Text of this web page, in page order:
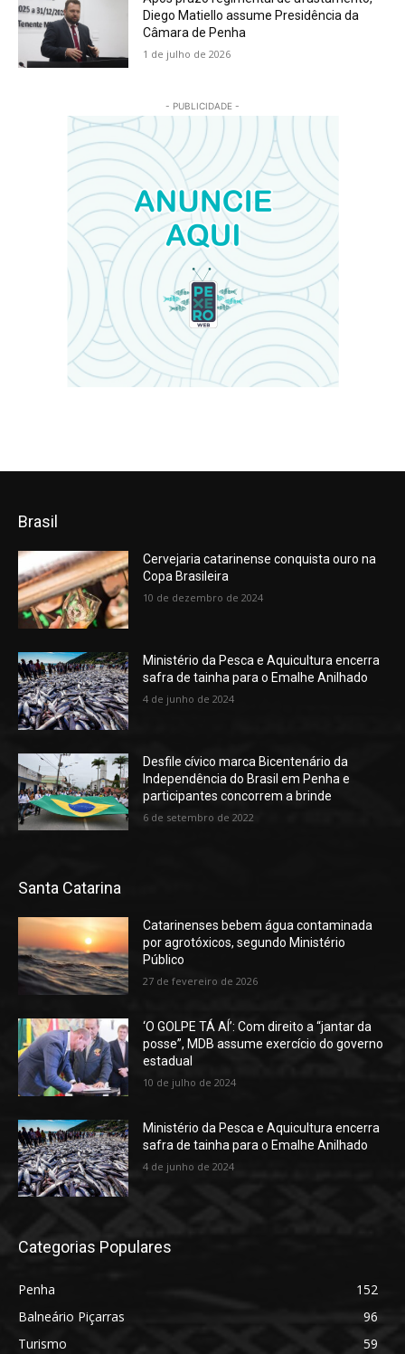
Diego Matiello assume Presidência da
Câmara de Penha
1 de julho de 2026
- PUBLICIDADE -
Brasil
Cervejaria catarinense conquista ouro na
Copa Brasileira
10 de dezembro de 2024
Ministério da Pesca e Aquicultura encerra
safra de tainha para o Emalhe Anilhado
4 de junho de 2024
Desfile cívico marca Bicentenário da
Independência do Brasil em Penha e
participantes concorrem a brinde
6 de setembro de 2022
Santa Catarina
Catarinenses bebem água contaminada
por agrotóxicos, segundo Ministério
Público
27 de fevereiro de 2026
‘O GOLPE TÁ AÍ’: Com direito a “jantar da
posse”, MDB assume exercício do governo
estadual
10 de julho de 2024
Ministério da Pesca e Aquicultura encerra
safra de tainha para o Emalhe Anilhado
4 de junho de 2024
Categorias Populares
Penha
152
Balneário Piçarras
96
Turismo
59